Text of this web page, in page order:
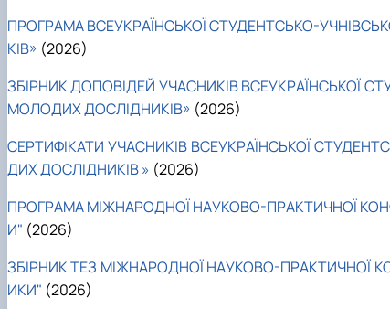
ПРОГРАМА ВСЕУКРАЇНСЬКОЇ СТУДЕНТСЬКО-
КІВ» (2026)
ЗБІРНИК ДОПОВІДЕЙ УЧАСНИКІВ ВСЕУКРАЇНСЬКОЇ
МОЛОДИХ ДОСЛІДНИКІВ» (2026)
СЕРТИФІКАТИ УЧАСНИКІВ ВСЕУКРАЇНСЬКОЇ
ДИХ ДОСЛІДНИКІВ » (2026)
ПРОГРАМА МІЖНАРОДНОЇ НАУКОВО-ПРАКТИЧНОЇ
И" (2026)
ЗБІРНИК ТЕЗ МІЖНАРОДНОЇ НАУКОВО-ПРАКТИЧНОЇ
ИКИ" (2026)